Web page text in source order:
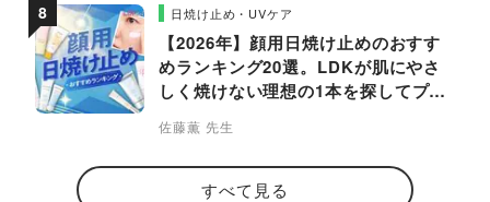
日焼け止め・UVケア
【2026年】顔用日焼け止めのおすす
めランキング20選。LDKが肌にやさ
しく焼けない理想の1本を探してプロ
佐藤薫 先生
すべて見る